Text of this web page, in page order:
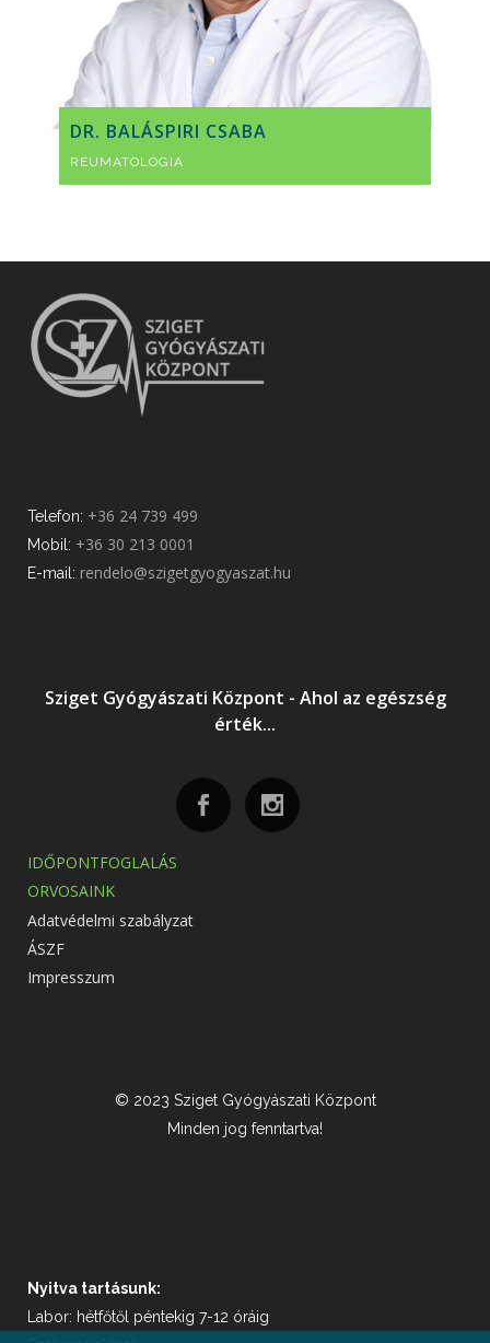
DR. BALÁSPIRI CSABA
REUMATOLÓGIA
Telefon: +36 24 739 499
Mobil: +36 30 213 0001
E-mail: rendelo@szigetgyogyaszat.hu
Sziget Gyógyászati Központ - Ahol az egészség
érték...
IDŐPONTFOGLALÁS
ORVOSAINK
Adatvédelmi szabályzat
ÁSZF
Impresszum
© 2023 Sziget Gyógyászati Központ
Minden jog fenntartva!
Nyitva tartásunk:
Labor: hétfőtől péntekig 7-12 óráig